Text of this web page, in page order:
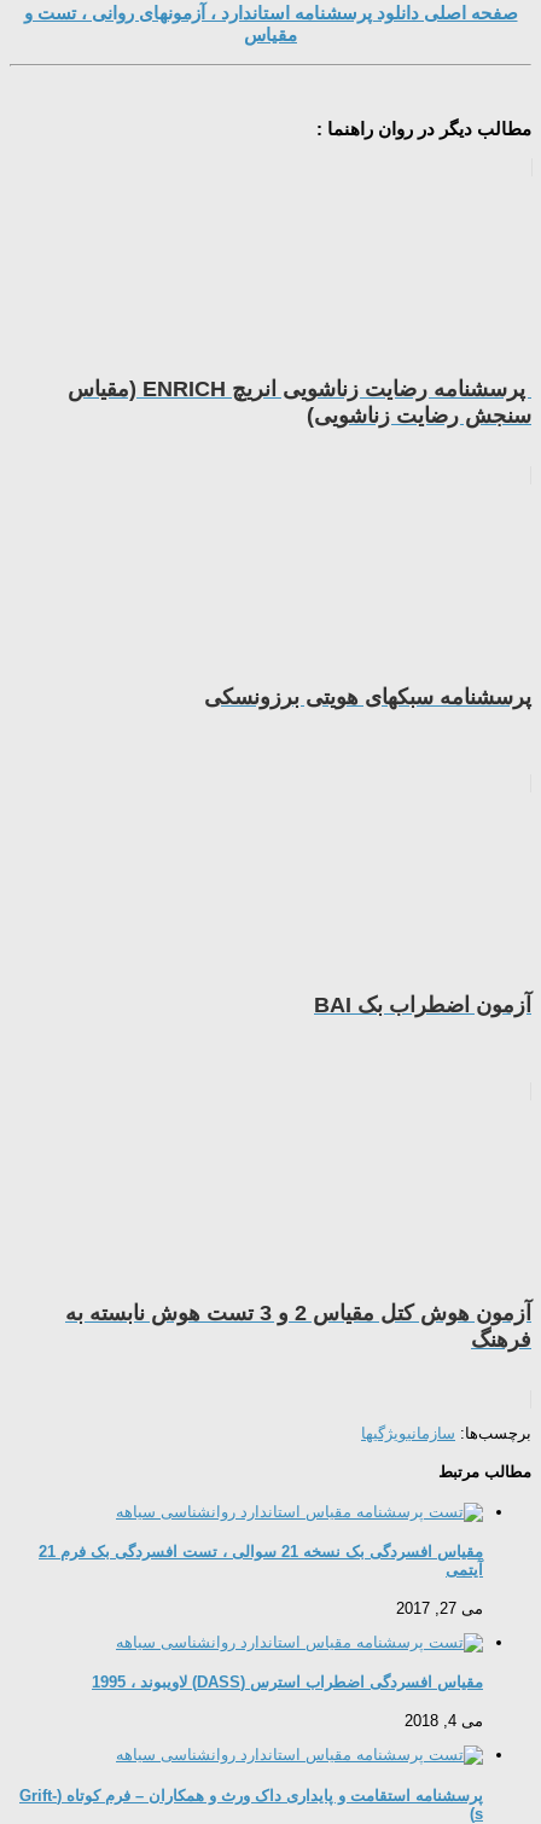
صفحه اصلی دانلود پرسشنامه استاندارد ، آزمونهای روانی ، تست و
مقیاس
مطالب دیگر در روان راهنما :
پرسشنامه رضایت زناشویی انریچ ENRICH (مقیاس
سنجش رضایت زناشویی)
پرسشنامه سبکهای هویتی برزونسکی
آزمون اضطراب بک BAI
آزمون هوش کتل مقیاس 2 و 3 تست هوش نابسته به
فرهنگ
برچسب‌ها: سازمانیویژگیها
مطالب مرتبط
مقیاس افسردگی بک نسخه 21 سوالی ، تست افسردگی بک فرم 21
آیتمی
می 27, 2017
مقیاس افسردگی اضطراب استرس (DASS) لاویبوند ، 1995
می 4, 2018
پرسشنامه استقامت و پایداری داک ورث و همکاران – فرم کوتاه (Grift-
s)